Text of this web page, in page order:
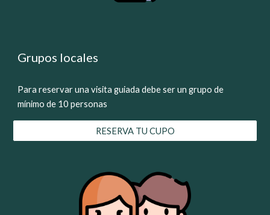
Grupos locales
Para reservar una visita guiada debe ser un grupo de
mínimo de 10 personas
RESERVA TU CUPO